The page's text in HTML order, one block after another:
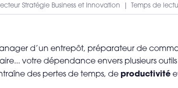
Stratégie Business et Innovation Temps de
d’un entrepôt, préparateur de
votre dépendance envers plusieurs
des pertes de temps, de productivité